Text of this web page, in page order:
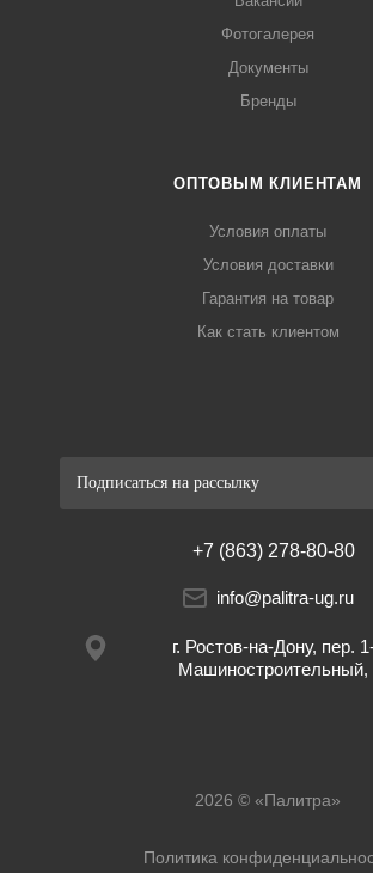
Фотогалерея
Документы
Бренды
ОПТОВЫМ КЛИЕНТАМ
Условия оплаты
Условия доставки
Гарантия на товар
Как стать клиентом
Подписаться на рассылку
+7 (863) 278-80-80
info@palitra-ug.ru
г. Ростов-на-Дону, пер.
Машиностроительный,
2026 © «Палитра»
Политика